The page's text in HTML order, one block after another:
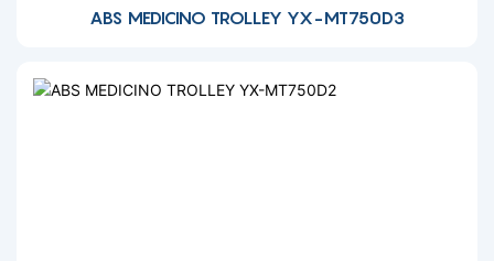
ABS MEDICINO TROLLEY YX-MT750D3